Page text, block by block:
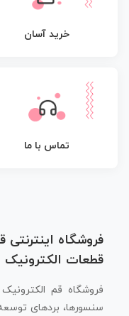
خرید آسان
تماس با ما
فروشگاه
قطعات الکترونیک
فروشگاه قم الکترونیک
سنسورها، بردهای